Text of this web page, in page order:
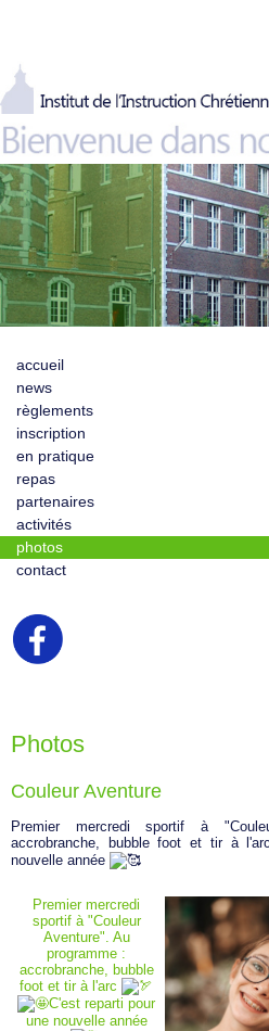
accueil
news
règlements
inscription
en pratique
repas
partenaires
activités
photos
contact
Photos
Couleur Aventure
Premier mercredi sportif à
accrobranche, bubble foot et tir à
nouvelle année
Premier mercredi
sportif à "Couleur
Aventure". Au
programme :
accrobranche, bubble
foot et tir à l'arc
C'est reparti pour
une nouvelle année